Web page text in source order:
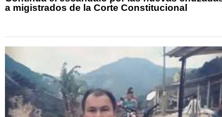
a migistrados de la Corte Constitucional